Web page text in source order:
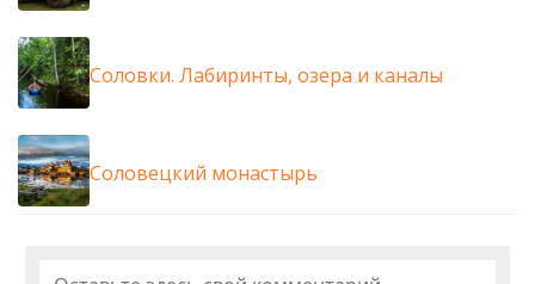
Соловки. Лабиринты, озера и каналы
Соловецкий монастырь